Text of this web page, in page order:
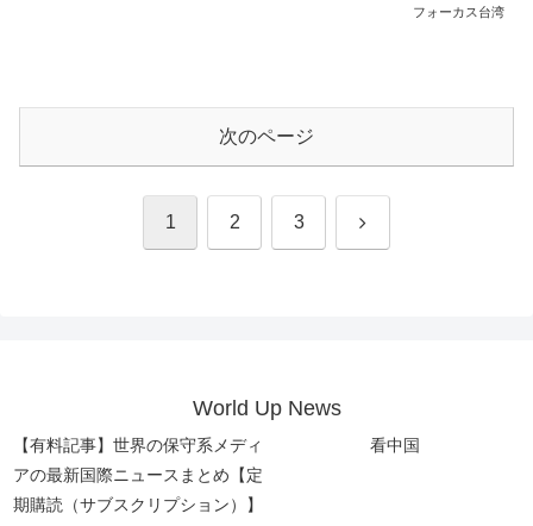
フォーカス台湾
次のページ
1 2 3 次
World Up News
【有料記事】世界の保守系メディ
アの最新国際ニュースまとめ【定
期購読（サブスクリプション）】
看中国